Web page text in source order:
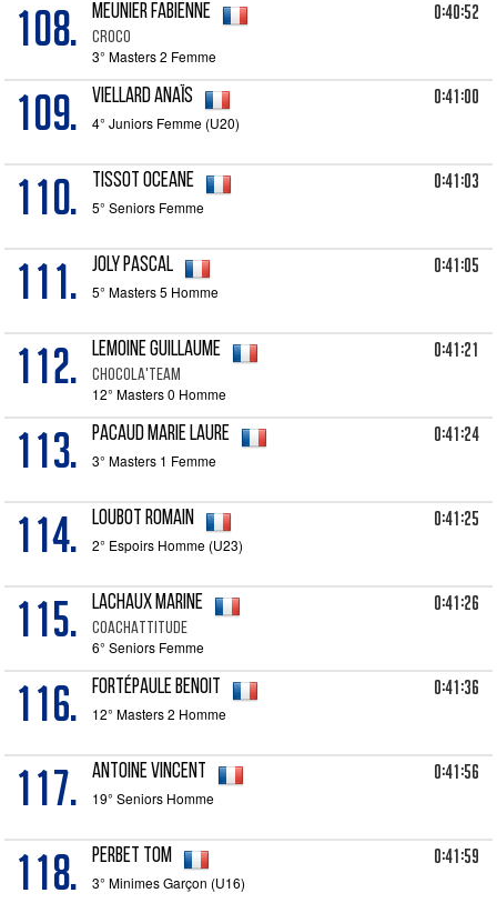
108. MEUNIER Fabienne
CROCO
3° Masters 2 Femme
0:40:52
109. VIELLARD Anaïs
4° Juniors Femme (U20)
0:41:00
110. TISSOT Oceane
5° Seniors Femme
0:41:03
111. JOLY Pascal
5° Masters 5 Homme
0:41:05
112. LEMOINE Guillaume
Chocola'Team
12° Masters 0 Homme
0:41:21
113. PACAUD Marie Laure
3° Masters 1 Femme
0:41:24
114. LOUBOT Romain
2° Espoirs Homme (U23)
0:41:25
115. LACHAUX Marine
CoachAttitude
6° Seniors Femme
0:41:26
116. FORTÉPAULE Benoit
12° Masters 2 Homme
0:41:36
117. ANTOINE Vincent
19° Seniors Homme
0:41:56
118. PERBET Tom
3° Minimes Garçon (U16)
0:41:59